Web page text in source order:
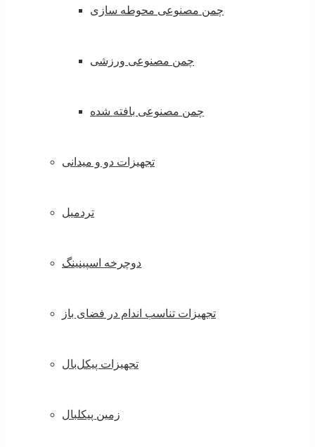
چمن مصنوعی محوطه سازی
چمن مصنوعی ورزشی
چمن مصنوعی بافته شده
تجهیزات دو و میدانی
تردمیل
دوچرخه اسپینینگ
تجهیزات تناسب اندام در فضای باز
تجهیزات پیکل‌بال
زمین پیکلبال